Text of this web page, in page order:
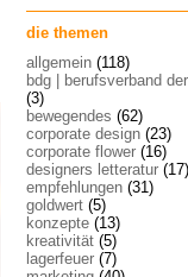
die themen
allgemein (118)
bdg | berufsverband
(3)
bewegendes (62)
corporate design (23)
corporate flower (16)
designers letteratur (17)
empfehlungen (31)
goldwert (5)
konzepte (13)
kreativität (5)
lagerfeuer (7)